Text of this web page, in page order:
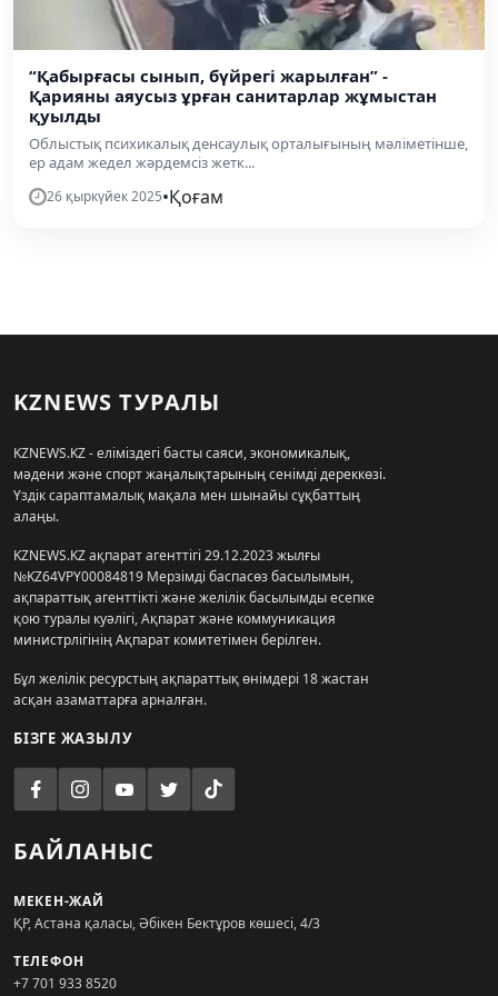
“Қабырғасы сынып, бүйрегі жарылған” -
Қарияны аяусыз ұрған санитарлар жұмыстан
қуылды
Облыстық психикалық денсаулық орталығының мәліметінше,
ер адам жедел жәрдемсіз жетк...
26 қыркүйек 2025•Қоғам
KZNEWS ТУРАЛЫ
KZNEWS.KZ - еліміздегі басты саяси, экономикалық,
мәдени және спорт жаңалықтарының сенімді дереккөзі.
Үздік сараптамалық мақала мен шынайы сұқбаттың
алаңы.
KZNEWS.KZ ақпарат агенттігі 29.12.2023 жылғы
№KZ64VPY00084819 Мерзімді баспасөз басылымын,
ақпараттық агенттікті және желілік басылымды есепке
қою туралы куәлігі, Ақпарат және коммуникация
министрлігінің Ақпарат комитетімен берілген.
Бұл желілік ресурстың ақпараттық өнімдері 18 жастан
асқан азаматтарға арналған.
БІЗГЕ ЖАЗЫЛУ
БАЙЛАНЫС
МЕКЕН-ЖАЙ
ҚР, Астана қаласы, Әбікен Бектұров көшесі, 4/3
ТЕЛЕФОН
+7 701 933 8520